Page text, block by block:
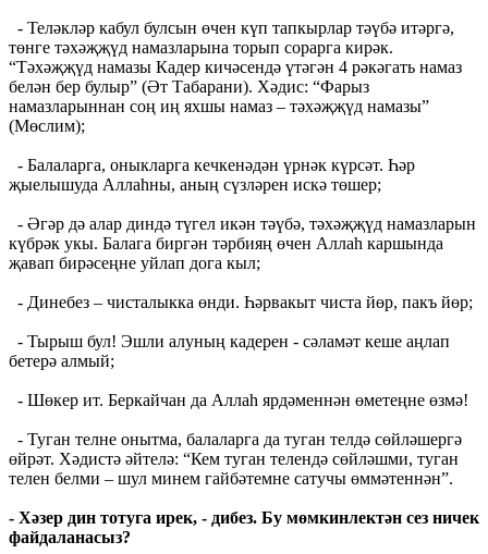
- Теләкләр кабул булсын өчен күп тапкырлар тәүбә итәргә,
төнге тәхәҗҗүд намазларына торып сорарга кирәк.
“Тәхәҗҗүд намазы Кадер кичәсендә үтәгән 4 рәкәгать намаз
белән бер булыр” (Әт Табарани). Хәдис: “Фарыз
намазларыннан соң иң яхшы намаз – тәхәҗҗүд намазы”
(Мөслим);
- Балаларга, оныкларга кечкенәдән үрнәк күрсәт. Һәр
җыелышуда Аллаһны, аның сүзләрен искә төшер;
- Әгәр дә алар диндә түгел икән тәүбә, тәхәҗҗүд намазларын
күбрәк укы. Балага биргән тәрбияң өчен Аллаһ каршында
җавап бирәсеңне уйлап дога кыл;
- Динебез – чисталыкка өнди. Һәрвакыт чиста йөр, пакъ йөр;
- Тырыш бул! Эшли алуның кадерен - сәламәт кеше аңлап
бетерә алмый;
- Шөкер ит. Беркайчан да Аллаһ ярдәменнән өметеңне өзмә!
- Туган телне онытма, балаларга да туган телдә сөйләшергә
өйрәт. Хәдистә әйтелә: “Кем туган телендә сөйләшми, туган
телен белми – шул минем гайбәтемне сатучы өммәтеннән”.
- Хәзер дин тотуга ирек, - дибез. Бу мөмкинлектән сез ничек
файдаланасыз?